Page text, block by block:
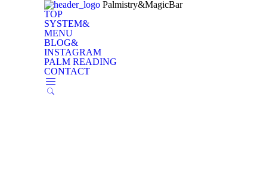
Palmistry&MagicBar
TOP
SYSTEM&
MENU
BLOG&
INSTAGRAM
PALM READING
CONTACT